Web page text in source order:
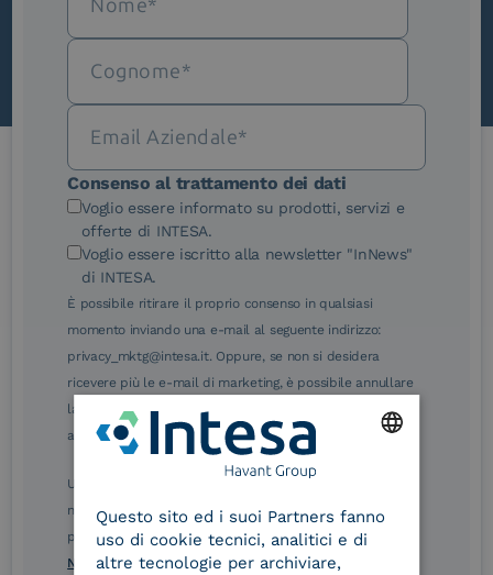
Le nostre certificazioni
eIDAS Qualified Trust
Service Provider
eIDAS Qualified Trust
Remote Qualified
Electronic Signature /
Seal Creation
Service Provider e
Aggregatore SPID
Service Provider e
Aggregatore CIE
Consenso al trattamento dei dati
Voglio essere informato su prodotti, servizi e
offerte di INTESA.
Voglio essere iscritto alla newsletter "InNews"
di INTESA.
È possibile ritirare il proprio consenso in qualsiasi
momento inviando una e-mail al seguente indirizzo:
privacy_mktg@intesa.it. Oppure, se non si desidera
ricevere più le e-mail di marketing, è possibile annullare
la sottoscrizione facendo clic sul relativo link di
annullamento sottoscrizione, in qualsiasi e-mail.
Ulteriori informazioni sulle procedure sono disponibili
nelle Norme di tutela della privacy INTESA. Inoltrando il
presente modulo, dichiaro di aver letto e compreso le
Norme di tutela della privacy INTESA.
ITALIAN
Questo sito ed i suoi Partners fanno
uso di cookie tecnici, analitici e di
altre tecnologie per archiviare,